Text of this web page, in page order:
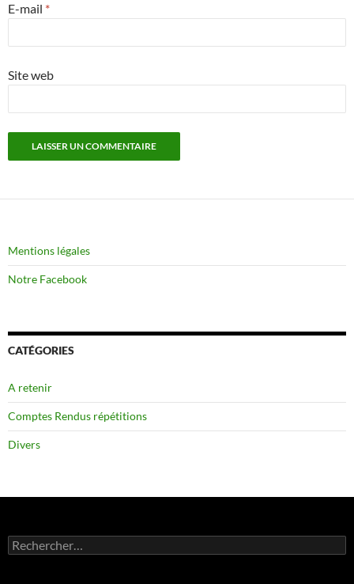
E-mail *
Site web
Mentions légales
Notre Facebook
CATÉGORIES
A retenir
Comptes Rendus répétitions
Divers
Rechercher :